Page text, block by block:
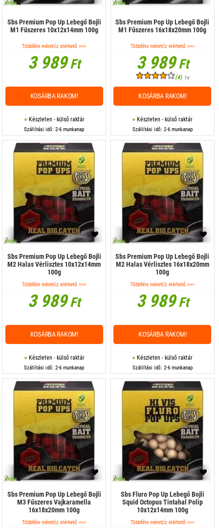
Sbs Premium Pop Up Lebegő Bojli
M1 Fűszeres 10x12x14mm 100g
Többféle méret|íz elérhető >>>
3 989Ft
Készleten - külső raktár
Szállítási idő: 2-6 munkanap
KOSÁRBA RAKOM!
Sbs Premium Pop Up Lebegő Bojli
M1 Fűszeres 16x18x20mm 100g
Többféle méret|íz elérhető >>>
3 989Ft
(4) 1x
Készleten - külső raktár
Szállítási idő: 2-6 munkanap
KOSÁRBA RAKOM!
Sbs Premium Pop Up Lebegő Bojli
M2 Halas Vérlisztes 10x12x14mm
100g
Többféle méret|íz elérhető >>>
3 989Ft
Készleten - külső raktár
Szállítási idő: 2-6 munkanap
KOSÁRBA RAKOM!
Sbs Premium Pop Up Lebegő Bojli
M2 Halas Vérlisztes 16x18x20mm
100g
Többféle méret|íz elérhető >>>
3 989Ft
Készleten - külső raktár
Szállítási idő: 2-6 munkanap
KOSÁRBA RAKOM!
Sbs Premium Pop Up Lebegő Bojli
M3 Fűszeres Vajkaramella
16x18x20mm 100g
Többféle méret|íz elérhető >>>
Sbs Fluro Pop Up Lebegő Bojli
Squid Octopus Tintahal Polip
10x12x14mm 100g
Többféle méret|íz elérhető >>>